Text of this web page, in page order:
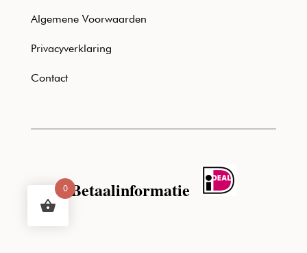
Algemene Voorwaarden
Privacyverklaring
Contact
Betaalinformatie
0